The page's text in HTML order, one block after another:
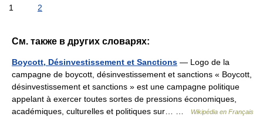
1 2
См. также в других словарях:
Boycott, Désinvestissement et Sanctions — Logo de la
campagne de boycott, désinvestissement et sanctions « Boycott,
désinvestissement et sanctions » est une campagne politique
appelant à exercer toutes sortes de pressions économiques,
académiques, culturelles et politiques sur… …
Wikipédia en Français